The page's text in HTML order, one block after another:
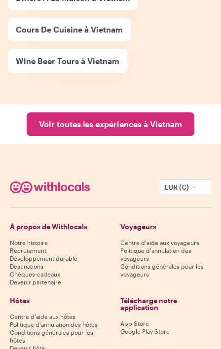
Cours De Cuisine à Vietnam
Wine Beer Tours à Vietnam
Voir toutes les expériences à Vietnam
EUR (€)
À propos de Withlocals
Notre histoire
Recrutement
Développement durable
Destinations
Chèques-cadeaux
Devenir partenaire
Voyageurs
Centre d'aide aux voyageurs
Politique d'annulation des
voyageurs
Conditions générales pour les
voyageurs
Hôtes
Centre d'aide aux hôtes
Politique d'annulation des hôtes
Conditions générales pour les
hôtes
Télécharge notre
application
App Store
Google Play Store